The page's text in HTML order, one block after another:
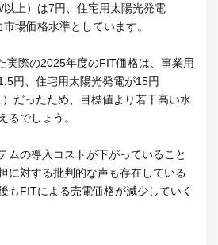
上）は7円、住宅用太陽光発電
場価格水準としています。
実際の2025年度のFIT価格は、事業用
円、住宅用太陽光発電が15円
）だったため、目標値より若干高い水
るでしょう。
ムの導入コストが下がっていること
に対する批判的な声も存在している
もFITによる売電価格が減少していく